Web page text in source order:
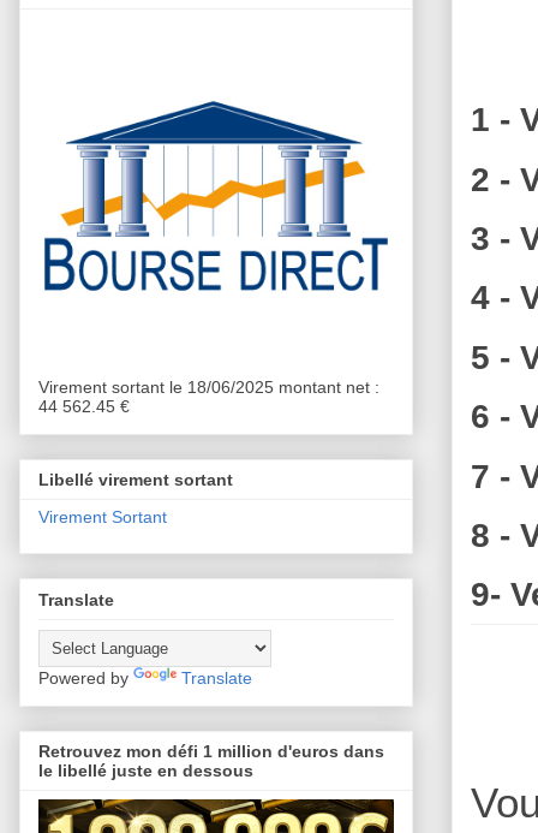
1 -
2 -
3 -
4 -
5 -
6 -
7 -
8 -
9-
Virement sortant le 18/06/2025 montant net :
44 562.45 €
Libellé virement sortant
Virement Sortant
Translate
Powered by Translate
Retrouvez mon défi 1 million d'euros dans
le libellé juste en dessous